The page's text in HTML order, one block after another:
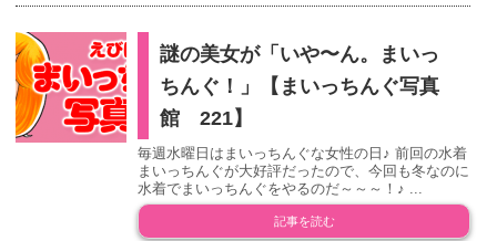
謎の美女が「いや〜ん。まいっ
ちんぐ！」【まいっちんぐ写真
館 221】
毎週水曜日はまいっちんぐな女性の日♪ 前回の水着
まいっちんぐが大好評だったので、今回も冬なのに
水着でまいっちんぐをやるのだ～～～！♪ ...
記事を読む